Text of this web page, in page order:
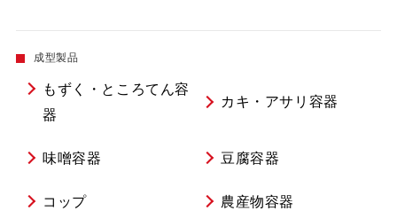
成型製品
もずく・ところてん容
器
カキ・アサリ容器
味噌容器 豆腐容器
コップ 農産物容器